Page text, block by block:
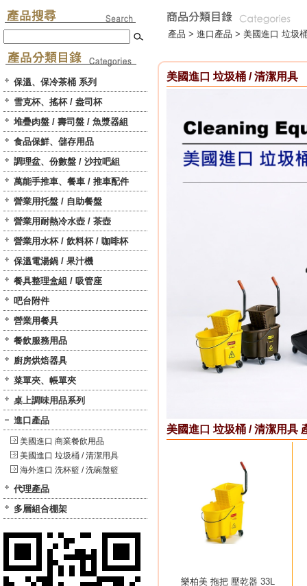
保溫、保冷茶桶 系列
雪克杯、搖杯 / 盎司杯
堆疊肉盤 / 壽司盤 / 魚漿器組
食品保鮮、儲存用品
調理盆、份數盤 / 沙拉吧組
萬能手推車、餐車 / 推車配件
營業用托盤 / 自助餐盤
營業用耐熱冷水壺 / 茶壺
營業用水杯 / 飲料杯 / 咖啡杯
保溫電湯鍋 / 果汁機
餐具整理盒組 / 吸管座
吧台附件
營業用餐具
餐飲服務用品
廚房烘焙器具
菜單夾、帳單夾
桌上調味用品系列
進口產品
美國進口 商業餐飲用品
美國進口 垃圾桶 / 清潔用具
海外進口 洗杯籃 / 洗碗盤籃
代理產品
多層組合棚架
產品 > 進口產品 > 美國進口 垃圾
美國進口 垃圾桶 / 清潔用具
美國進口 垃圾桶 / 清潔用具
樂柏美 拖把 壓乾器 33L